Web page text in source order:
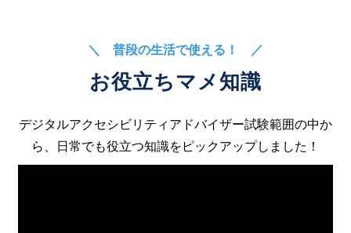
＼ 普段の生活で使える！ ／
お役立ちマメ知識
デジタルアクセシビリティアドバイザー試験範囲の中か
ら、日常でも役立つ知識をピックアップしました！